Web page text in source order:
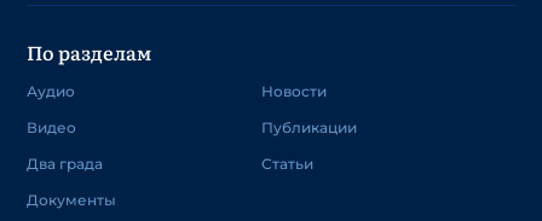
По разделам
Аудио
Видео
Два града
Документы
Новости
Публикации
Статьи